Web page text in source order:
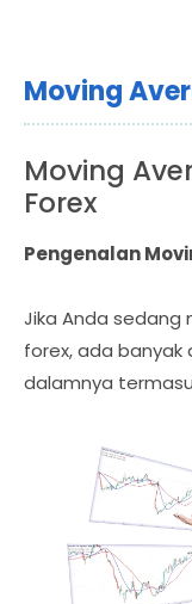
Moving
Moving
Forex
Pengenalan
Jika Anda
forex, ada banyak
dalamnya